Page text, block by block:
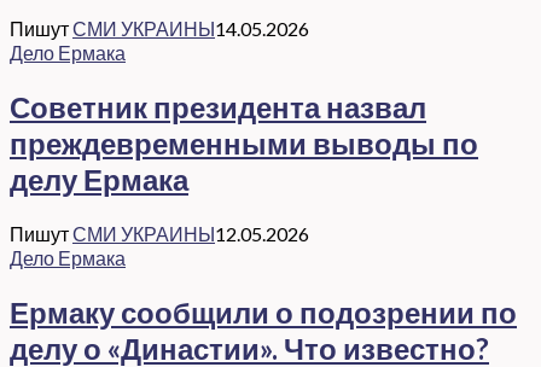
ПишутСМИ УКРАИНЫ14.05.2026
Дело Ермака
Советник президента назвал
преждевременными выводы по
делу Ермака
ПишутСМИ УКРАИНЫ12.05.2026
Дело Ермака
Ермаку сообщили о подозрении по
делу о «Династии». Что известно?